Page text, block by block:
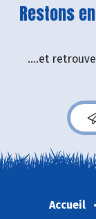
Restons
....et
Accueil